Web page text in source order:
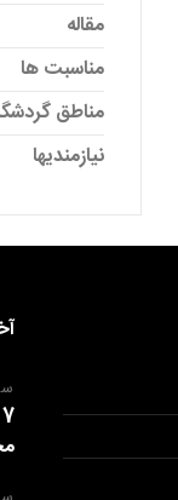
مقاله
مناسبت ها
مناطق
نیازمندیها